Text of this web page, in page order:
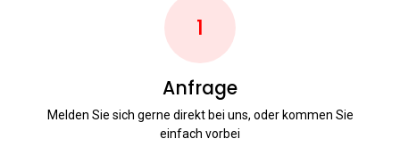
1
Anfrage
Melden Sie sich gerne direkt bei uns, oder kommen Sie
einfach vorbei